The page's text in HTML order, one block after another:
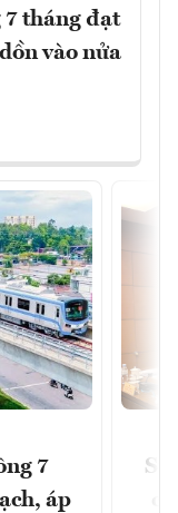
7 tháng đạt
vào nửa
7
áp